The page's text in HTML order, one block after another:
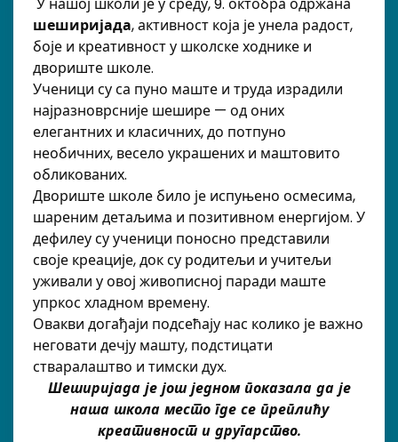
шеширијада, активност која је унела радост,
боје и креативност у школске ходнике и
двориште школе.
Ученици су са пуно маште и труда израдили
најразноврсније шешире — од оних
елегантних и класичних, до потпуно
необичних, весело украшених и маштовито
обликованих.
Двориште школе било је испуњено осмесима,
шареним детаљима и позитивном енергијом. У
дефилеу су ученици поносно представили
своје креације, док су родитељи и учитељи
уживали у овој живописној паради маште
упркос хладном времену.
Овакви догађаји подсећају нас колико је важно
неговати дечју машту, подстицати
стваралаштво и тимски дух.
Шеширијада је још једном показала да је
наша школа место где се преплићу
креативност и другарство.